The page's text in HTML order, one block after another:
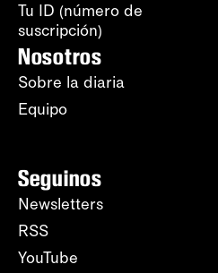
Tu ID (número de
suscripción)
Nosotros
Sobre la diaria
Equipo
Seguinos
Newsletters
RSS
YouTube